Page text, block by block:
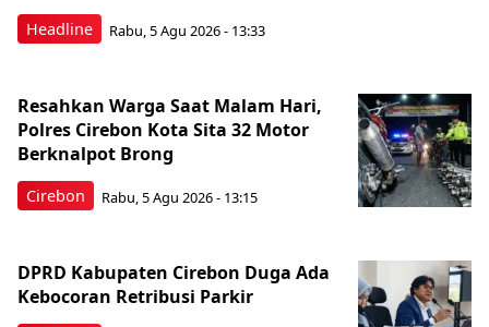
Headline Rabu, 5 Agu 2026 - 13:33
Cirebon
Resahkan Warga Saat Malam Hari,
Polres Cirebon Kota Sita 32 Motor
Berknalpot Brong
Rabu, 5 Agu 2026 - 13:15
DPRD Kabupaten Cirebon Duga Ada
Kebocoran Retribusi Parkir